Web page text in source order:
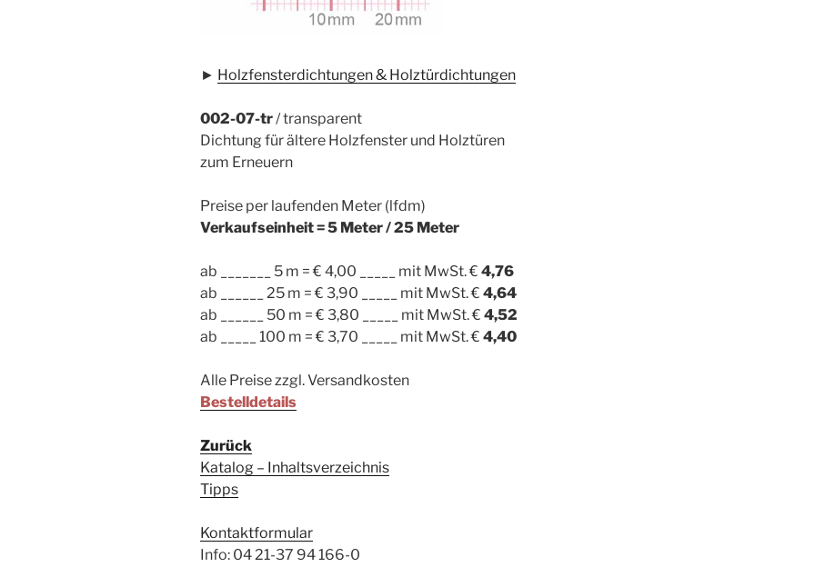
► Holzfensterdichtungen & Holztürdichtungen
002-07-tr/ transparent
Dichtung für ältere Holzfenster und Holztüren
zum Erneuern
Preise per laufenden Meter (lfdm)
Verkaufseinheit = 5 Meter / 25 Meter
ab _______ 5 m = € 4,00 _____ mit MwSt. € 4,76
ab ______ 25 m = € 3,90 _____ mit MwSt. € 4,64
ab ______ 50 m = € 3,80 _____ mit MwSt. € 4,52
ab _____ 100 m = € 3,70 _____ mit MwSt. € 4,40
Alle Preise zzgl. Versandkosten
Bestelldetails
Zurück
Katalog – Inhaltsverzeichnis
Tipps
Kontaktformular
Info: 04 21-37 94 166-0